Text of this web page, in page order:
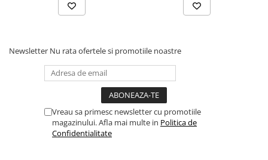
Newsletter Nu rata ofertele si promotiile noastre
Vreau sa primesc newsletter cu promotiile
magazinului. Afla mai multe in Politica de
Confidentialitate